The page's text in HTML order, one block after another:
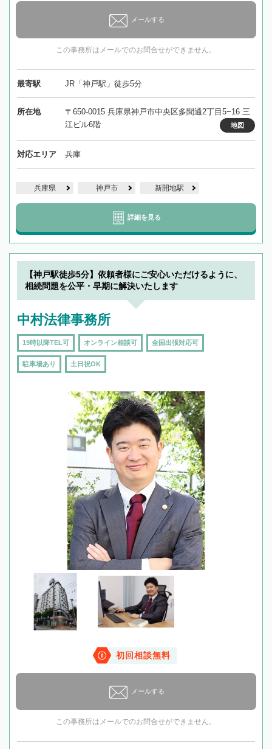
メールする
この事務所はメールでのお問合せができません。
最寄駅 JR「神戸駅」徒歩5分
所在地
〒650-0015 兵庫県神戸市中央区多聞通2丁目5−16 三
江ビル6階
地図
対応エリア 兵庫
兵庫県 神戸市 新開地駅
詳細を見る
【神戸駅徒歩5分】依頼者様にご安心いただけるように、
相続問題を公平・早期に解決いたします
中村法律事務所
19時以降TEL可 オンライン相談可 全国出張対応可
駐車場あり 土日祝OK
初回相談無料
メールする
この事務所はメールでのお問合せができません。